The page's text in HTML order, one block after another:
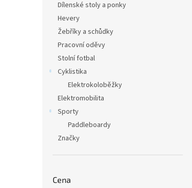
Dílenské stoly a ponky
Hevery
Žebříky a schůdky
Pracovní oděvy
Stolní fotbal
Cyklistika
Elektrokoloběžky
Elektromobilita
Sporty
Paddleboardy
Značky
Cena